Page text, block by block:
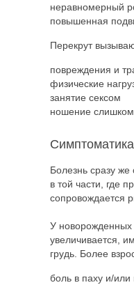
неравномерный
повышенная
Перекрут
повреждения и
физические
занятие сексом
ношение слишком
Симптоматика
Болезнь сразу
в той части, где
сопровождается
У новорожденных
увеличивается,
грудь. Более
боль в паху и/